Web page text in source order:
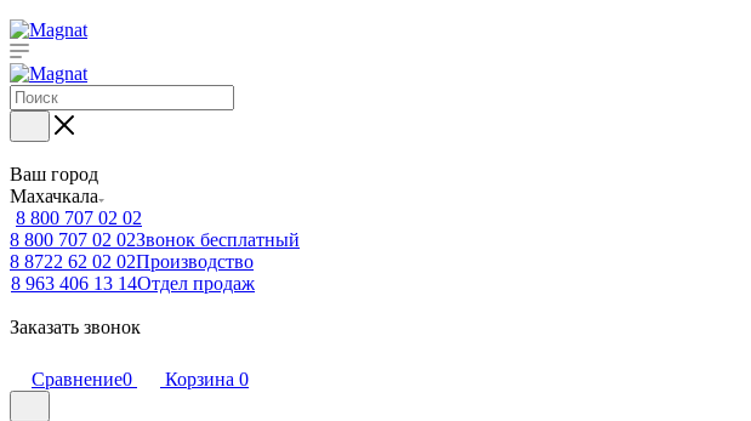
Ваш город
Махачкала
8 800 707 02 02
8 800 707 02 02Звонок бесплатный
8 8722 62 02 02Производство
8 963 406 13 14Отдел продаж
Заказать звонок
Сравнение0 Корзина 0